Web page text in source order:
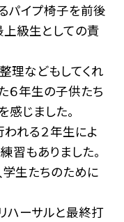
パイプ椅子を前後
級生としての責
理などもしてくれ
６年生の子供たち
感じました。
れる２年生によ
習もありました。
生たちのために
ハーサルと最終打